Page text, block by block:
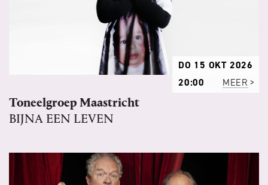
DO 15 OKT 2026
20:00
MEER
Toneelgroep Maastricht
BIJNA EEN LEVEN